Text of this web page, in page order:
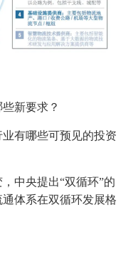
新要求？
有哪些可预见的投资
中央提出“双循环”的
体系在双循环发展格